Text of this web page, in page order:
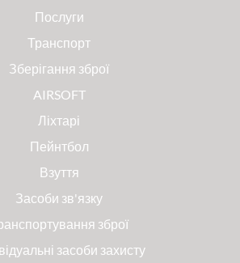
Послуги
Транспорт
Зберігання зброї
AIRSOFT
Ліхтарі
Пейнтбол
Взуття
Засоби зв'язку
зброї
засоби захисту